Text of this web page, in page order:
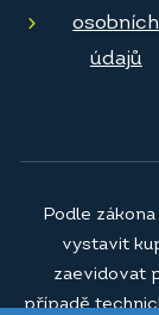
osobních
údajů
Podle
vystavit
zaevidovat
případě